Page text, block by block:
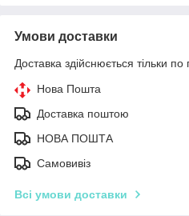
Умови доставки
Доставка здійснюється тільки по
Нова Пошта
Доставка поштою
НОВА ПОШТА
Самовивіз
Всі умови доставки